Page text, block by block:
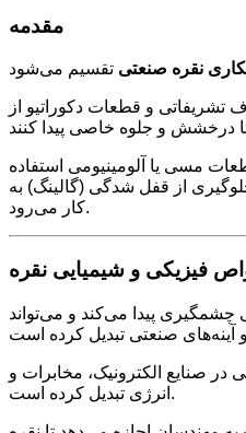
مقدمه
نقره صنعتی
تشریفاتی و قطعات دکوراتیو از
مسی یا آلومینیومی استفاده
از قفل شدگی (گالینگ) به
کار می‌رود.
فیزیکی و شیمیایی نقره
چشمگیری پیدا می‌کند و می‌تواند
در صنایع الکترونیک، مخابرات و
انرژی تبدیل کرده است.